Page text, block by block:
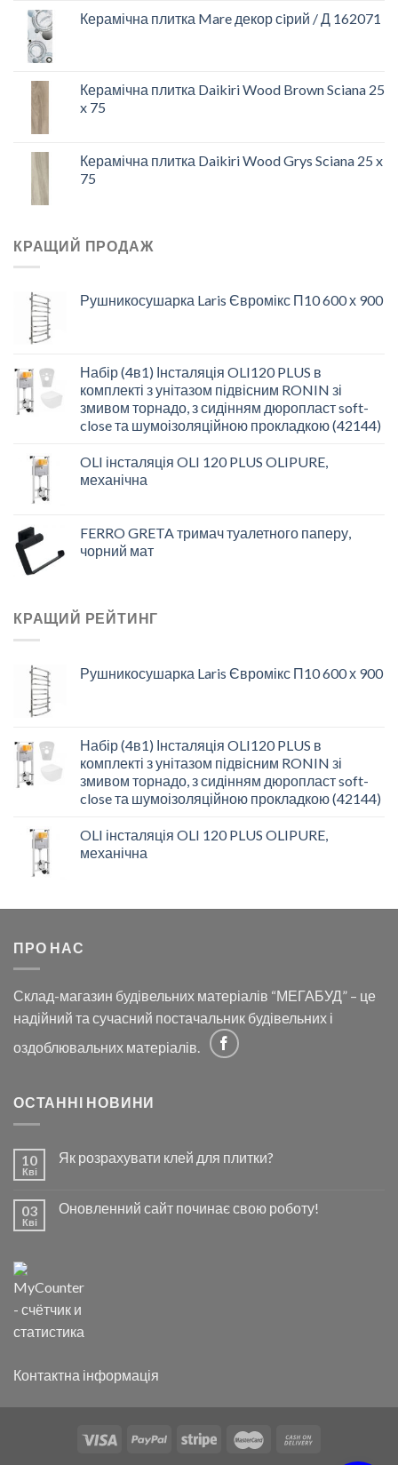
Керамічна плитка Mare декор сiрий / Д 162071
Керамічна плитка Daikiri Wood Brown Sciana 25
x 75
Керамічна плитка Daikiri Wood Grys Sciana 25 x
75
КРАЩИЙ ПРОДАЖ
Рушникосушарка Laris Євромікс П10 600 х 900
Набір (4в1) Інсталяція OLI120 PLUS в
комплекті з унітазом підвісним RONIN зі
змивом торнадо, з сидінням дюропласт soft-
close та шумоізоляційною прокладкою (42144)
OLI інсталяція OLI 120 PLUS OLIPURE,
механічна
FERRO GRETA тримач туалетного паперу,
чорний мат
КРАЩИЙ РЕЙТИНГ
Рушникосушарка Laris Євромікс П10 600 х 900
Набір (4в1) Інсталяція OLI120 PLUS в
комплекті з унітазом підвісним RONIN зі
змивом торнадо, з сидінням дюропласт soft-
close та шумоізоляційною прокладкою (42144)
OLI інсталяція OLI 120 PLUS OLIPURE,
механічна
ПРО НАС
Склад-магазин будівельних матеріалів “МЕГАБУД” – це
надійний та сучасний постачальник будівельних і
оздоблювальних матеріалів.
ОСТАННІ НОВИНИ
10
Кві
Як розрахувати клей для плитки?
03
Кві
Оновленний сайт починає свою роботу!
Контактна інформація